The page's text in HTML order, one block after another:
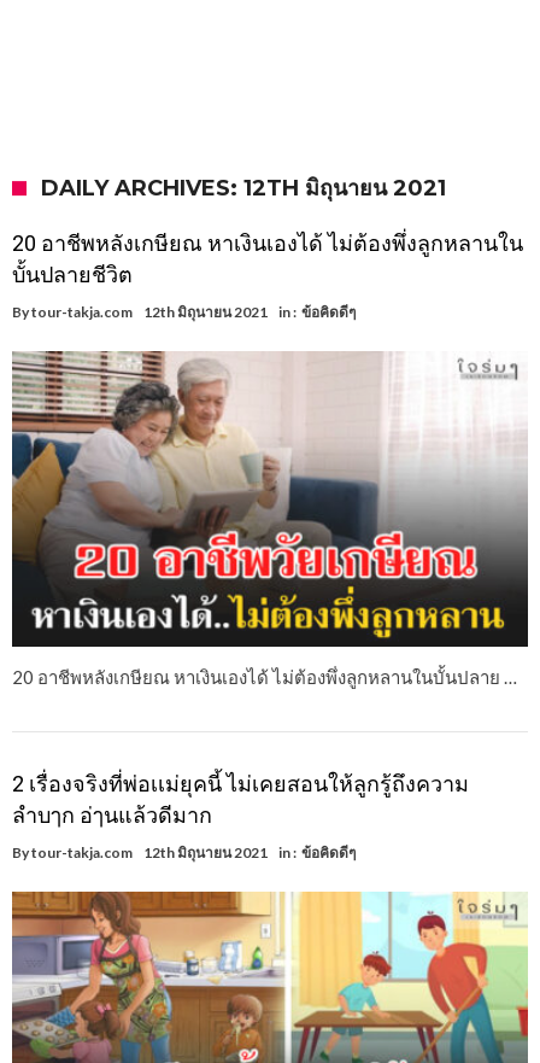
DAILY ARCHIVES: 12TH มิถุนายน 2021
20 อาชีพหลังเกษียณ หาเงินเองได้ ไม่ต้องพึ่งลูกหลานใน
บั้นปลายชีวิต
Bytour-takja.com 12th มิถุนายน 2021 in : ข้อคิดดีๆ
20 อาชีพหลังเกษียณ หาเงินเองได้ ไม่ต้องพึ่งลูกหลานในบั้นปลาย …
2 เรื่องจริงที่พ่อเเม่ยุคนี้ ไม่เคยสอนให้ลูกรู้ถึงความ
ลำบๅก อ่ๅนแล้วดีมาก
Bytour-takja.com 12th มิถุนายน 2021 in : ข้อคิดดีๆ